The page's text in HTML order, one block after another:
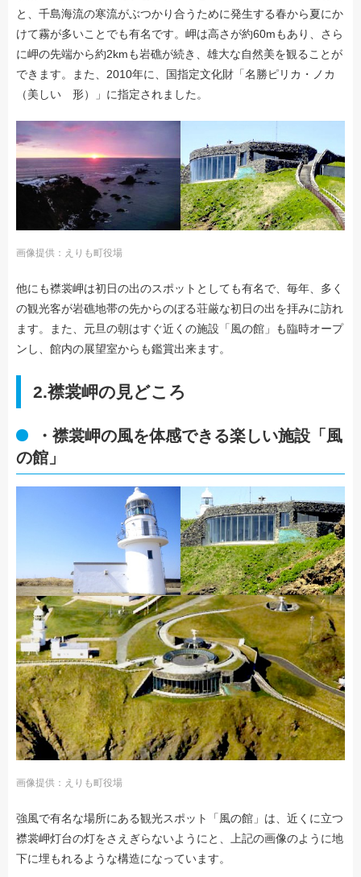
と、千島海流の寒流がぶつかり合うために発生する春から夏にか
けて霧が多いことでも有名です。岬は高さが約60mもあり、さら
に岬の先端から約2kmも岩礁が続き、雄大な自然美を観ることが
できます。また、2010年に、国指定文化財「名勝ピリカ・ノカ
（美しい 形）」に指定されました。
画像提供：えりも町役場
他にも襟裳岬は初日の出のスポットとしても有名で、毎年、多く
の観光客が岩礁地帯の先からのぼる荘厳な初日の出を拝みに訪れ
ます。また、元旦の朝はすぐ近くの施設「風の館」も臨時オープ
ンし、館内の展望室からも鑑賞出来ます。
2.襟裳岬の見どころ
・襟裳岬の風を体感できる楽しい施設「風
の館」
画像提供：えりも町役場
強風で有名な場所にある観光スポット「風の館」は、近くに立つ
襟裳岬灯台の灯をさえぎらないようにと、上記の画像のように地
下に埋もれるような構造になっています。